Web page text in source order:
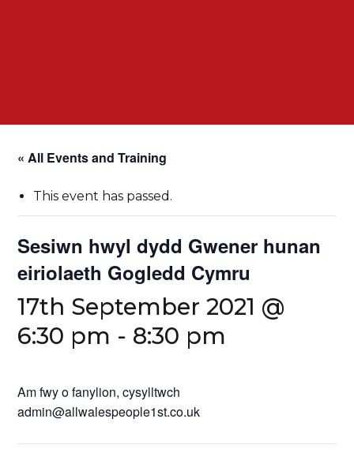
« All Events and Training
This event has passed.
Sesiwn hwyl dydd Gwener hunan
eiriolaeth Gogledd Cymru
17th September 2021 @
6:30 pm - 8:30 pm
Am fwy o fanylion, cysylltwch
admin@allwalespeople1st.co.uk